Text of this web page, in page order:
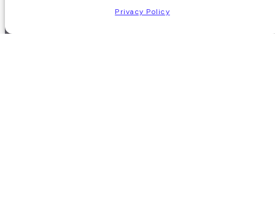
Privacy Policy